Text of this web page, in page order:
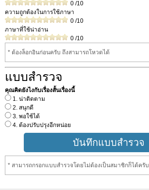
0 /10
ความถูกต้องในการใช้ภาษา
0 /10
ภาษาที่ใช้น่าอ่าน
0 /10
* ต้องล็อกอินก่อนครับ ถึงสามารถโหวดได้
แบบสำรวจ
คุณคิดยังไงกับเรื่องสั้นเรื่องนี้
1. น่าติดตาม
2. สนุกดี
3. พอใช้ได้
4. ต้องปรับปรุงอีกหน่อย
* สามารถกรอกแบบสำรวจโดยไม่ต้องเป็นสมาชิกก็ได้ครับ